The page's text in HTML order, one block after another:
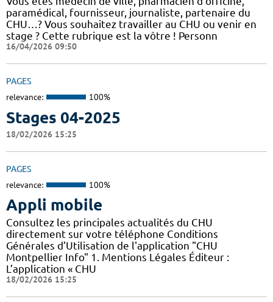
paramédical, fournisseur, journaliste, partenaire du
CHU…? Vous souhaitez travailler au CHU ou venir en
stage ? Cette rubrique est la vôtre ! Personn
16/04/2026 09:50
PAGES
relevance: 100%
Stages 04-2025
18/02/2026 15:25
PAGES
relevance: 100%
Appli mobile
Consultez les principales actualités du CHU
directement sur votre téléphone Conditions
Générales d’Utilisation de l'application "CHU
Montpellier Info" 1. Mentions Légales Éditeur :
L’application « CHU
18/02/2026 15:25